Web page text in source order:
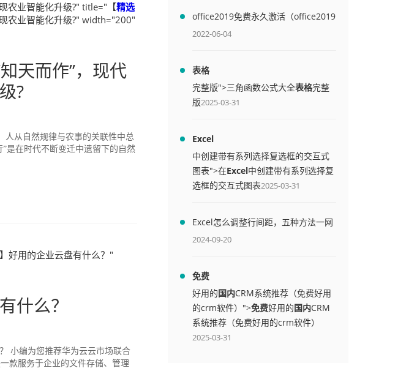
农业智能化升级?" title="【精选
农业智能化升级?" width="200"
天而作”，现代
?
人从自然规律与农事的关联性中总
是在时代不断变迁中遗留下的自然
】好用的企业云盘有什么？"
什么？
小编为您推荐华为云云市场联合
款服务于企业的文件存储、管理
office2019免费永久激活（office2019
免费永久激活码）
2022-06-04
表格
完整版">三角函数公式大全表格完整
版2025-03-31
Excel
中创建带有系列选择复选框的交互式
图表">在Excel中创建带有系列选择复
选框的交互式图表2025-03-31
Excel怎么调整行间距，五种方法一网
打尽
2024-09-20
免费
好用的国内CRM系统推荐（免费好用
的crm软件）">免费好用的国内CRM
系统推荐（免费好用的crm软件）
2025-03-31